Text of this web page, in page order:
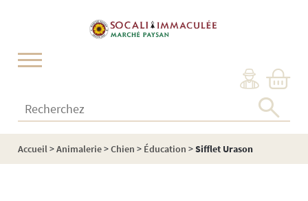
Recherchez :
Accueil>Animalerie>Chien > Éducation >Sifflet Urason